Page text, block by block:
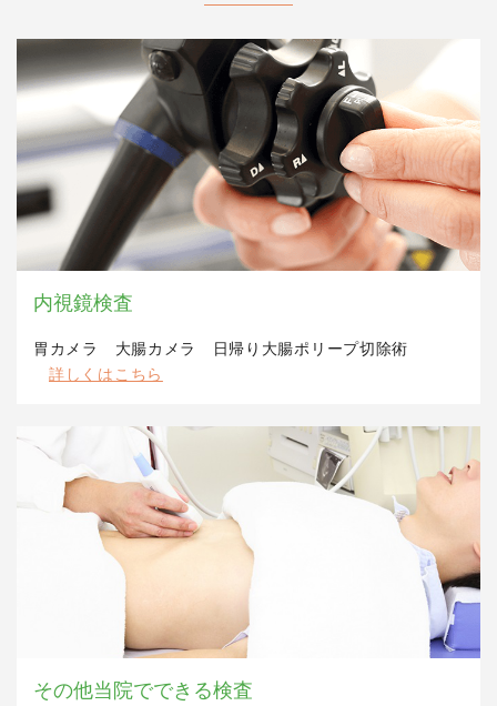
内視鏡検査
胃カメラ 大腸カメラ 日帰り大腸ポリープ切除術
詳しくはこちら
その他当院でできる検査